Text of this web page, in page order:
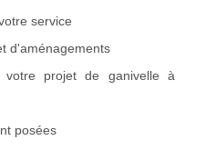
service
d'aménagements
votre projet de ganivelle à
posées